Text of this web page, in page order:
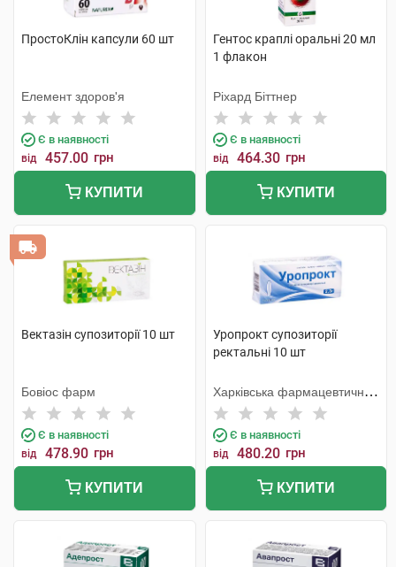
ПростоКлін капсули 60 шт
Елемент здоров'я
Є в наявності
від 457.00 грн
КУПИТИ
Гентос краплі оральні 20 мл
1 флакон
Ріхард Біттнер
Є в наявності
від 464.30 грн
КУПИТИ
Вектазін супозиторії 10 шт
Бовіос фарм
Є в наявності
від 478.90 грн
КУПИТИ
Уропрокт супозиторії
ректальні 10 шт
Харківська фармацевтична
фабрика
Є в наявності
від 480.20 грн
КУПИТИ